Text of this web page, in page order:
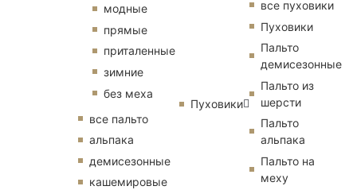
модные
прямые
приталенные
зимние
без меха
все пальто
альпака
демисезонные
кашемировые
Пуховики
все пуховики
Пуховики
Пальто
демисезонные
Пальто из
шерсти
Пальто
альпака
Пальто на
меху